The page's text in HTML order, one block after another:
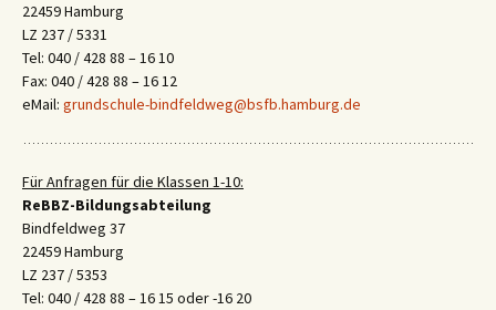
22459 Hamburg
LZ 237 / 5331
Tel: 040 / 428 88 – 16 10
Fax: 040 / 428 88 – 16 12
eMail: grundschule-bindfeldweg@bsfb.hamburg.de
Für Anfragen für die Klassen 1-10:
ReBBZ-Bildungsabteilung
Bindfeldweg 37
22459 Hamburg
LZ 237 / 5353
Tel: 040 / 428 88 – 16 15 oder -16 20